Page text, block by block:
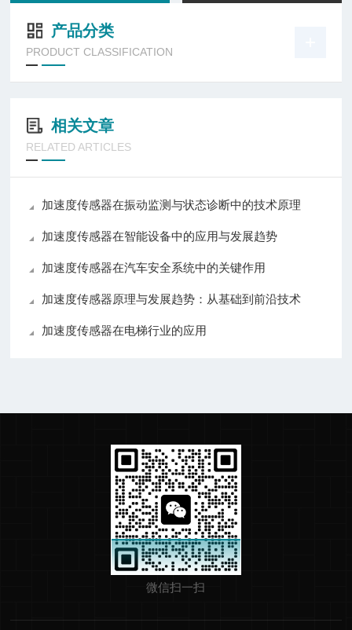
产品分类
PRODUCT CLASSIFICATION
相关文章
RELATED ARTICLES
加速度传感器在振动监测与状态诊断中的技术原理
加速度传感器在智能设备中的应用与发展趋势
加速度传感器在汽车安全系统中的关键作用
加速度传感器原理与发展趋势：从基础到前沿技术
加速度传感器在电梯行业的应用
微信扫一扫